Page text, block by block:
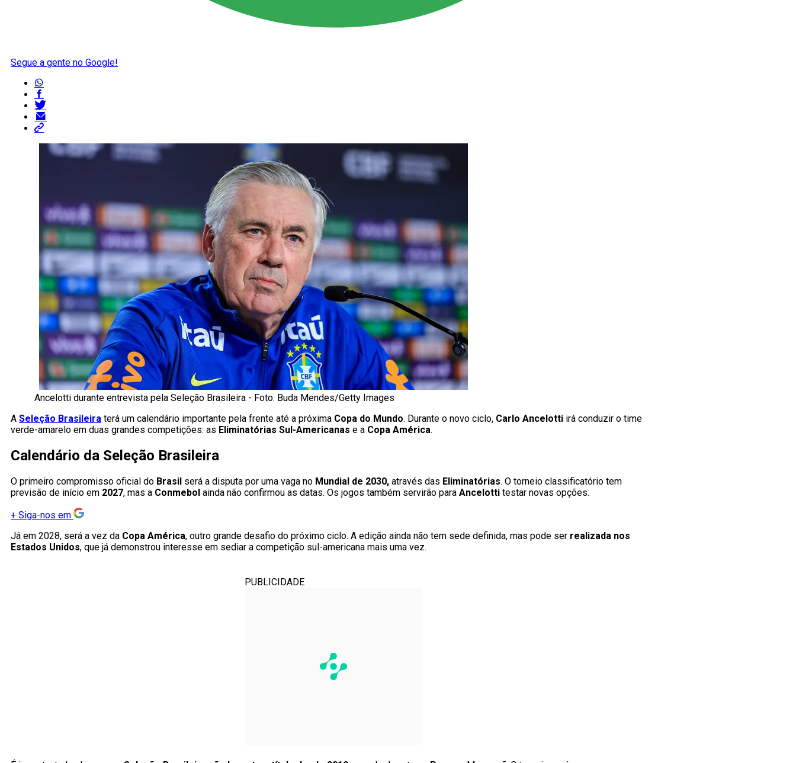
Segue a gente no Google!
Ancelotti durante entrevista pela Seleção Brasileira - Foto: Buda Mendes/Getty Images
A Seleção Brasileira terá um calendário importante pela frente até a próxima Copa do Mundo. Durante o novo ciclo, Carlo Ancelotti irá conduzir o time
verde-amarelo em duas grandes competições: as Eliminatórias Sul-Americanas e a Copa América.
Calendário da Seleção Brasileira
O primeiro compromisso oficial do Brasil será a disputa por uma vaga no Mundial de 2030, através das Eliminatórias. O torneio classificatório tem
previsão de início em 2027, mas a Conmebol ainda não confirmou as datas. Os jogos também servirão para Ancelotti testar novas opções.
+ Siga-nos em
Já em 2028, será a vez da Copa América, outro grande desafio do próximo ciclo. A edição ainda não tem sede definida, mas pode ser realizada nos
Estados Unidos, que já demonstrou interesse em sediar a competição sul-americana mais uma vez.
PUBLICIDADE